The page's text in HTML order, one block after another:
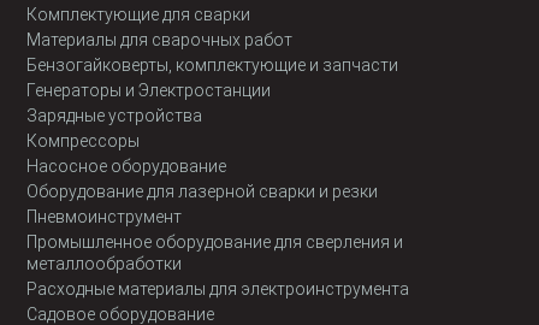
Комплектующие для сварки
Материалы для сварочных работ
Бензогайковерты, комплектующие и запчасти
Генераторы и Электростанции
Зарядные устройства
Компрессоры
Насосное оборудование
Оборудование для лазерной сварки и резки
Пневмоинструмент
Промышленное оборудование для сверления и
металлообработки
Расходные материалы для электроинструмента
Садовое оборудование